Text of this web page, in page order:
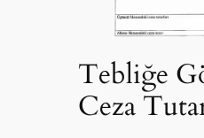
Tebliğe
Ceza